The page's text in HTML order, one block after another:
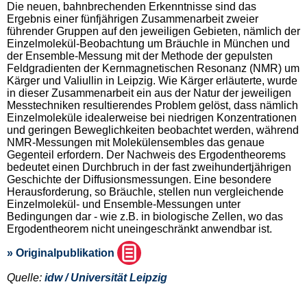
Die neuen, bahnbrechenden Erkenntnisse sind das
Ergebnis einer fünfjährigen Zusammenarbeit zweier
führender Gruppen auf den jeweiligen Gebieten, nämlich der
Einzelmolekül-Beobachtung um Bräuchle in München und
der Ensemble-Messung mit der Methode der gepulsten
Feldgradienten der Kernmagnetischen Resonanz (NMR) um
Kärger und Valiullin in Leipzig. Wie Kärger erläuterte, wurde
in dieser Zusammenarbeit ein aus der Natur der jeweiligen
Messtechniken resultierendes Problem gelöst, dass nämlich
Einzelmoleküle idealerweise bei niedrigen Konzentrationen
und geringen Beweglichkeiten beobachtet werden, während
NMR-Messungen mit Molekülensembles das genaue
Gegenteil erfordern. Der Nachweis des Ergodentheorems
bedeutet einen Durchbruch in der fast zweihundertjährigen
Geschichte der Diffusionsmessungen. Eine besondere
Herausforderung, so Bräuchle, stellen nun vergleichende
Einzelmolekül- und Ensemble-Messungen unter
Bedingungen dar - wie z.B. in biologische Zellen, wo das
Ergodentheorem nicht uneingeschränkt anwendbar ist.
» Originalpublikation
Quelle: idw / Universität Leipzig